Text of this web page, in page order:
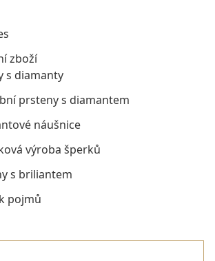
zboží
s diamanty
prsteny s diamantem
náušnice
výroba šperků
s briliantem
pojmů